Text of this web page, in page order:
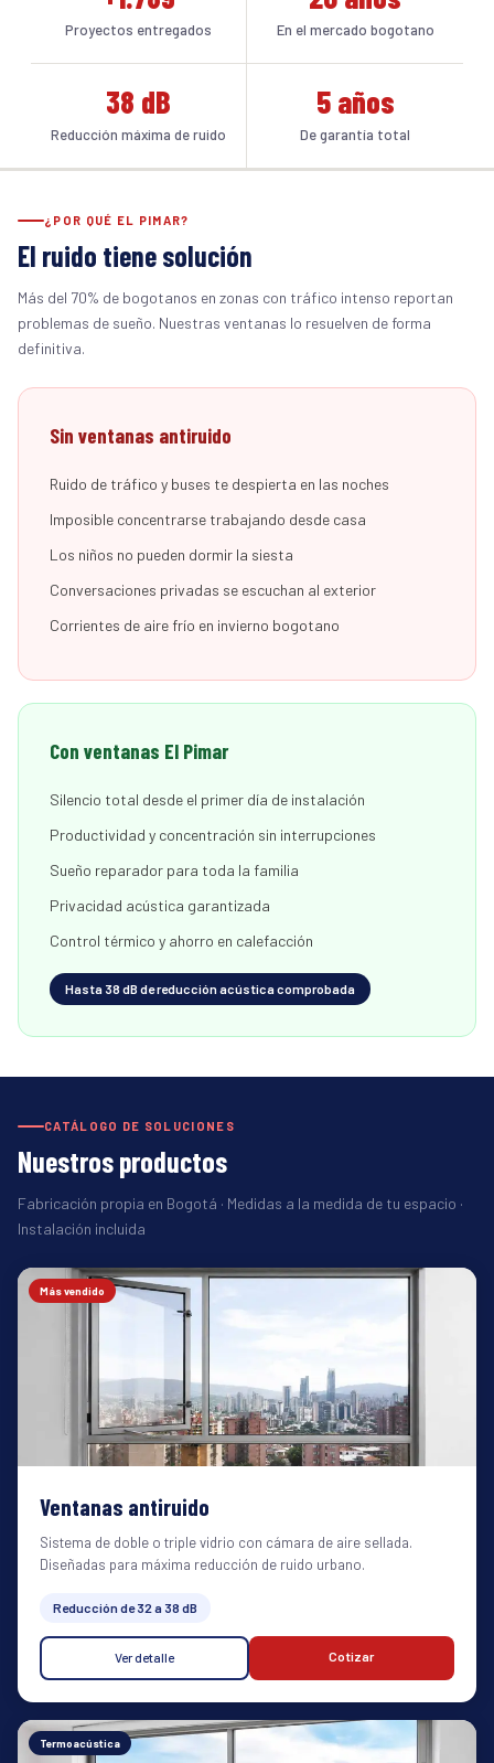
Proyectos entregados En el mercado bogotano
38 dB
Reducción máxima de ruido
5 años
De garantía total
¿POR QUÉ EL PIMAR?
El ruido tiene solución
Más del 70% de bogotanos en zonas con tráfico intenso reportan
problemas de sueño. Nuestras ventanas lo resuelven de forma
definitiva.
Sin ventanas antiruido
Ruido de tráfico y buses te despierta en las noches
Imposible concentrarse trabajando desde casa
Los niños no pueden dormir la siesta
Conversaciones privadas se escuchan al exterior
Corrientes de aire frío en invierno bogotano
Con ventanas El Pimar
Silencio total desde el primer día de instalación
Productividad y concentración sin interrupciones
Sueño reparador para toda la familia
Privacidad acústica garantizada
Control térmico y ahorro en calefacción
Hasta 38 dB de reducción acústica comprobada
CATÁLOGO DE SOLUCIONES
Nuestros productos
Fabricación propia en Bogotá · Medidas a la medida de tu espacio ·
Instalación incluida
Más vendido
Ventanas antiruido
Sistema de doble o triple vidrio con cámara de aire sellada.
Diseñadas para máxima reducción de ruido urbano.
Reducción de 32 a 38 dB
Ver detalle Cotizar
Termoacústica